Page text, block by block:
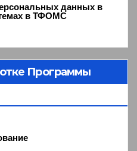
данных в
в ТФОМС
Программы